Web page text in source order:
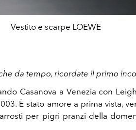
Vestito e scarpe LOEWE
da tempo, ricordate il primo
Casanova a Venezia con
È stato amore a prima vista,
per pigri pranzi della